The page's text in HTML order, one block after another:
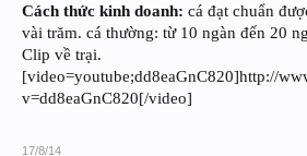
Cách thức kinh doanh: cá đạt chuẩn
vài trăm. cá thường: từ 10 ngàn đến 20
Clip về trại.
[video=youtube;dd8eaGnC820]http://
v=dd8eaGnC820[/video]
17/8/14